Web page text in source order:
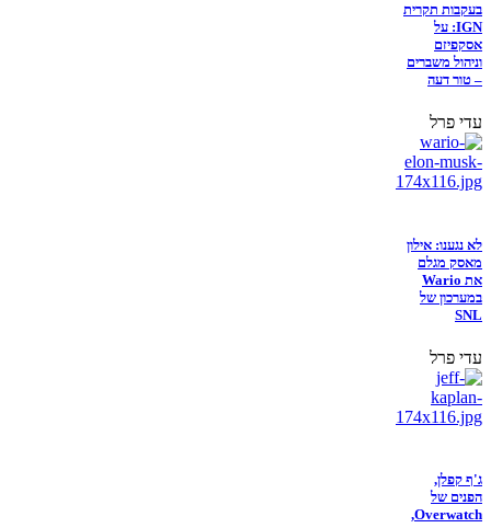
בעקבות תקרית
IGN: על
אסקפיזם
וניהול משברים
– טור דעה
עדי פרל
לא נגענו: אילון
מאסק מגלם
את Wario
במערכון של
SNL
עדי פרל
ג'ף קפלן,
הפנים של
Overwatch,